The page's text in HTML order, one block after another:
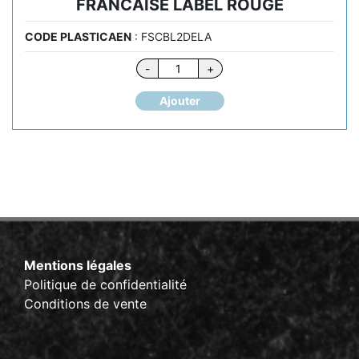
FRANCAISE LABEL ROUGE
CODE PLASTICAEN : FSCBL2DELA
-
quantité
de
DEMI
TRADITION
+
Ajouter
Mentions légales
Politique de confidentialité
Conditions de vente